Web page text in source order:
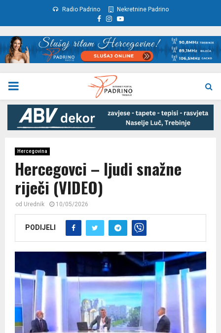
Radio Padrino Nekretnine Padrino
Facebook
Instagram
Youtube
PRIMARY
MENU
Hercegovina
Hercegovci – ljudi snažne
riječi (VIDEO)
od Urednik 10/05/2026
PODIJELI